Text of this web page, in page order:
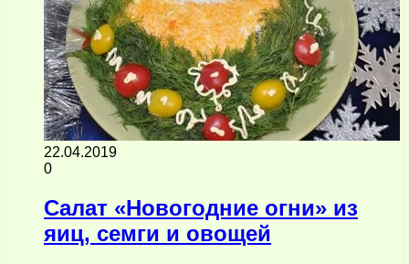
22.04.2019
0
Салат «Новогодние огни» из
яиц, семги и овощей